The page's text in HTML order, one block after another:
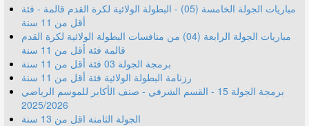
مباريات الجولة الخامسة (05) - البطولة الولائية لكرة القدم قالمة - فئة
أقل من 11 سنة
مباريات الجولة الرابعة (04) من منافسات البطولة الولائية لكرة القدم
قالمة فئة أقل من 11 سنة
برمجة الجولة 03 فئة أقل من 11 سنة
رزنامة البطولة الولائية فئة أقل من 11 سنة
برمجة الجولة 15 - القسم الشرفي - صنف الأكابر للموسم الرياضي
2025/2026
الجولة الثامنة اقل من 13 سنة